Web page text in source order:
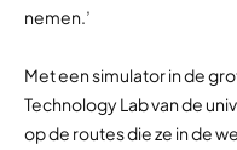
nemen.’
Met een simulator in de
Technology Lab van de
op de routes die ze in de